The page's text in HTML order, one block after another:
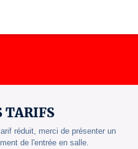
TARIFS
réduit, merci de présenter un
de l'entrée en salle.